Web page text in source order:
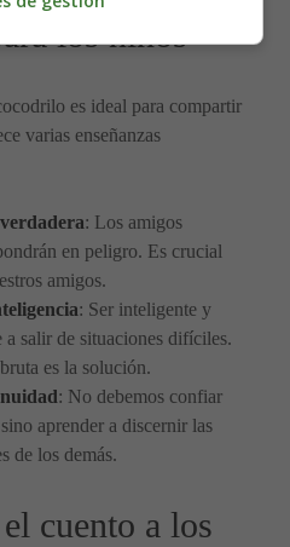
los niños
es ideal para compartir
varias enseñanzas
: Los amigos
en peligro. Es crucial
amigos.
: Ser inteligente y
a salir de situaciones difíciles.
es la solución.
: No debemos confiar
aprender a discernir las
de los demás.
cuento a los